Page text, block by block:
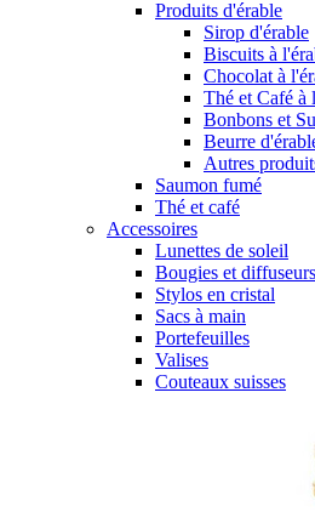
Produits d'érable
Sirop d'érable
Biscuits à
Chocolat à
Thé et Café à
Bonbons et
Beurre
Autres
Saumon fumé
Thé et café
Accessoires
Lunettes de soleil
Bougies et diffuseurs
Stylos en cristal
Sacs à main
Portefeuilles
Valises
Couteaux suisses